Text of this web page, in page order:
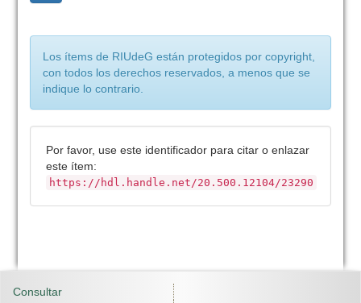
Los ítems de RIUdeG están protegidos por copyright,
con todos los derechos reservados, a menos que se
indique lo contrario.
Por favor, use este identificador para citar o enlazar
este ítem:
https://hdl.handle.net/20.500.12104/23290
Consultar